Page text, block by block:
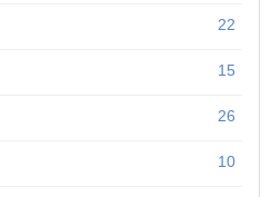
22
15
26
10